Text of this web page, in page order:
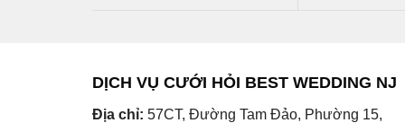
DỊCH VỤ CƯỚI HỎI BEST WEDDING NJ
Địa chỉ: 57CT, Đường Tam Đảo, Phường 15,